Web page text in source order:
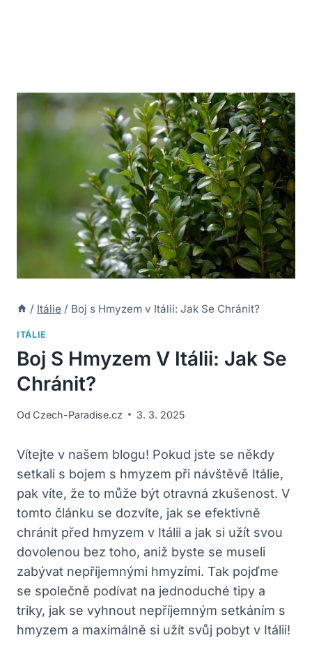
/ Itálie / Boj s Hmyzem v Itálii: Jak Se Chránit?
ITÁLIE
Boj S Hmyzem V Itálii: Jak Se
Chránit?
Od Czech-Paradise.cz 3. 3. 2025
Vítejte v našem blogu! Pokud jste se někdy
setkali s bojem s hmyzem při návštěvě Itálie,
pak víte, že to může být otravná zkušenost. V
tomto článku se dozvíte, jak se efektivně
chránit před hmyzem v Itálii a jak si užít svou
dovolenou bez toho, aniž byste se museli
zabývat nepříjemnými hmyzími. Tak pojďme
se společně podívat na jednoduché tipy a
triky, jak se vyhnout nepříjemným setkáním s
hmyzem a maximálně si užít svůj pobyt v Itálii!